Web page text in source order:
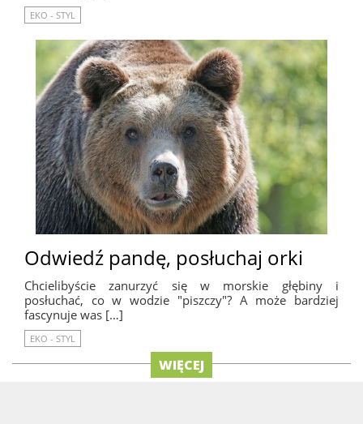
EKO - STYL
Odwiedź pandę, posłuchaj orki
Chcielibyście zanurzyć się w morskie głębiny i
posłuchać, co w wodzie "piszczy"? A może bardziej
fascynuje was […]
EKO - STYL
WIĘCEJ